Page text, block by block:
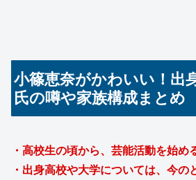
小篠恵奈がかわいい！出
氏の噂や家族構成まとめ
・高校生の頃から、芸能活動を始め
・出身高校や大学については、今